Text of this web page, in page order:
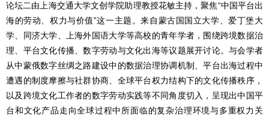
论坛二由上海交通大学文创学院助理教授花敏主持，聚焦“中国平台出
海的劳动、权力与价值”这一主题。来自蒙古国国立大学、爱丁堡大
学、同济大学、上海外国语大学等高校的青年学者，围绕跨境数据治
理、平台文化传播、数字劳动与文化出海等议题展开讨论。与会学者
从中蒙俄数字丝绸之路建设中的数据治理协调机制、平台出海过程中
遭遇的制度摩擦与社群协商、全球平台权力结构下的文化传播秩序，
以及跨境文化工作者的数字劳动实践等不同角度切入，呈现出中国平
台和文化产品走向全球过程中所面临的复杂治理环境与多重权力关